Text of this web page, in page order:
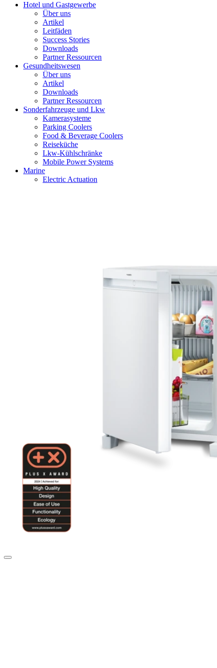
Hotel und Gastgewerbe
Über uns
Artikel
Leitfäden
Success Stories
Downloads
Partner Ressourcen
Gesundheitswesen
Über uns
Artikel
Downloads
Partner Ressourcen
Sonderfahrzeuge und Lkw
Kamerasysteme
Parking Coolers
Food & Beverage Coolers
Reiseküche
Lkw-Kühlschränke
Mobile Power Systems
Marine
Electric Actuation